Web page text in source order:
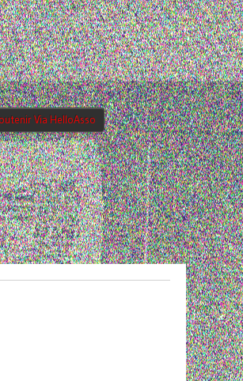
Via HelloAsso